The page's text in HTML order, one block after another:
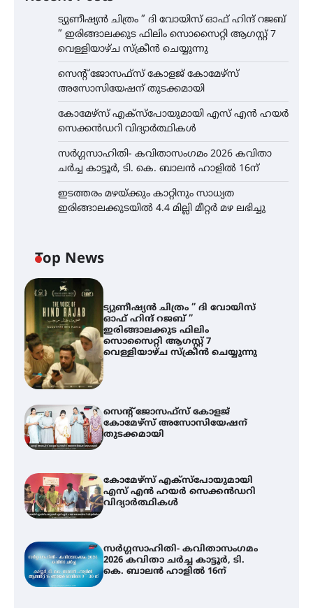
ട്യുണീഷ്യൻ ചിത്രം ” ദി വോയിസ് ഓഫ് ഹിന്ദ് റജബ്
” ഇരിങ്ങാലക്കുട ഫിലിം സൊസൈറ്റി ആഗസ്റ്റ് 7
വെള്ളിയാഴ്ച സ്‌ക്രീൻ ചെയ്യുന്നു
സെന്റ് ജോസഫ്സ് കോളജ് കോമേഴ്‌സ്
അസോസിയേഷന് തുടക്കമായി
കോമേഴ്സ് എക്സ്പോയുമായി എസ് എൻ ഹയർ
സെക്കൻഡറി വിദ്യാർത്ഥികൾ
സർഗ്ഗസാഹിതി- കവിതാസംഗമം 2026 കവിതാ
ചർച്ച കാട്ടൂർ, ടി. കെ. ബാലൻ ഹാളിൽ 16ന്
ഇടത്തരം മഴയ്ക്കും കാറ്റിനും സാധ്യത
ഇരിങ്ങാലക്കുടയിൽ 4.4 മില്ലി മീറ്റർ മഴ ലഭിച്ചു
Top News
ട്യുണീഷ്യൻ ചിത്രം ” ദി വോയിസ്
ഓഫ് ഹിന്ദ് റജബ് ”
ഇരിങ്ങാലക്കുട ഫിലിം
സൊസൈറ്റി ആഗസ്റ്റ് 7
വെള്ളിയാഴ്ച സ്‌ക്രീൻ ചെയ്യുന്നു
സെന്റ് ജോസഫ്സ് കോളജ്
കോമേഴ്‌സ് അസോസിയേഷന്
തുടക്കമായി
കോമേഴ്സ് എക്സ്പോയുമായി
എസ് എൻ ഹയർ സെക്കൻഡറി
വിദ്യാർത്ഥികൾ
സർഗ്ഗസാഹിതി- കവിതാസംഗമം
2026 കവിതാ ചർച്ച കാട്ടൂർ, ടി.
കെ. ബാലൻ ഹാളിൽ 16ന്